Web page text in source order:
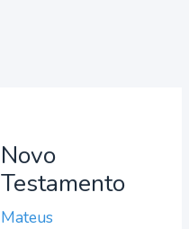
Novo
Testamento
Mateus